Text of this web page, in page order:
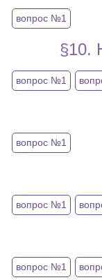
вопрос №1
вопрос №1
вопрос №1
вопрос №1
вопрос №1